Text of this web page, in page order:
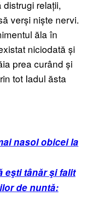
relații,
verși niște nervi.
ăla în
niciodată și
prea curând și
tot Iadul ăsta
nasol obicei la
eşti tânăr şi falit
de nuntă: